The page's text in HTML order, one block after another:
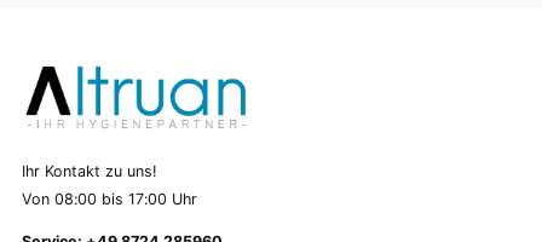
Ihr Kontakt zu uns!
Von 08:00 bis 17:00 Uhr